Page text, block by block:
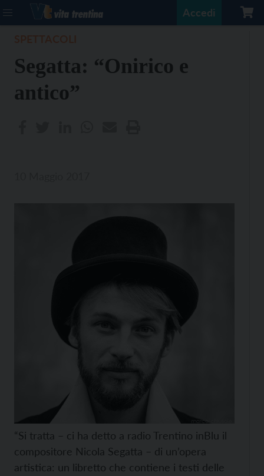
Accedi
Segatta: “Onirico e
antico”
“Si tratta – ci ha detto a radio Trentino inBlu il
compositore Nicola Segatta – di un’opera
artistica: un libretto che contiene i testi delle